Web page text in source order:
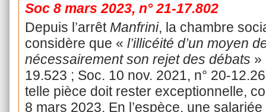
Soc 8 mars 2023, n° 21-17.802
Depuis l’arrêt Manfrini, la chambre
considère que « l’illicéité d’un moyen
nécessairement son rejet des débats »
19.523 ; Soc. 10 nov. 2021, n° 20-
telle pièce doit rester exceptionnelle,
8 mars 2023. En l’espèce, une